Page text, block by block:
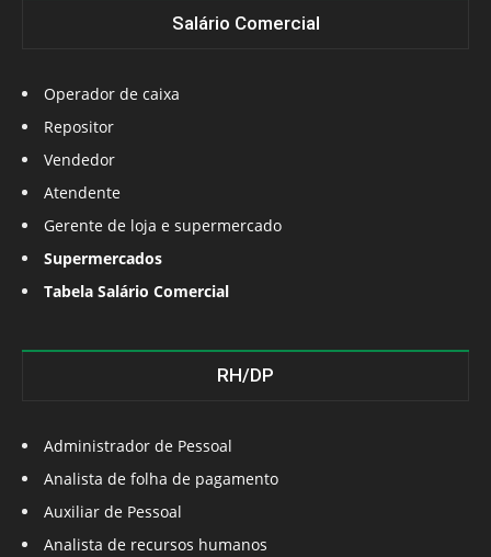
Salário Comercial
Operador de caixa
Repositor
Vendedor
Atendente
Gerente de loja e supermercado
Supermercados
Tabela Salário Comercial
RH/DP
Administrador de Pessoal
Analista de folha de pagamento
Auxiliar de Pessoal
Analista de recursos humanos